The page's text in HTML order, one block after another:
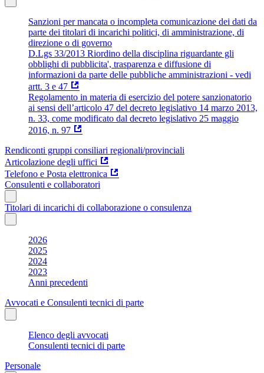
Sanzioni per mancata o incompleta comunicazione dei dati da
parte dei titolari di incarichi politici, di amministrazione, di
direzione o di governo
D.Lgs 33/2013 Riordino della disciplina riguardante gli
obblighi di pubblicita', trasparenza e diffusione di
informazioni da parte delle pubbliche amministrazioni - vedi
artt. 3 e 47
Regolamento in materia di esercizio del potere sanzionatorio
ai sensi dell’articolo 47 del decreto legislativo 14 marzo 2013,
n. 33, come modificato dal decreto legislativo 25 maggio
2016, n. 97
Rendiconti gruppi consiliari regionali/provinciali
Articolazione degli uffici
Telefono e Posta elettronica
Consulenti e collaboratori
Titolari di incarichi di collaborazione o consulenza
2026
2025
2024
2023
Anni precedenti
Avvocati e Consulenti tecnici di parte
Elenco degli avvocati
Consulenti tecnici di parte
Personale